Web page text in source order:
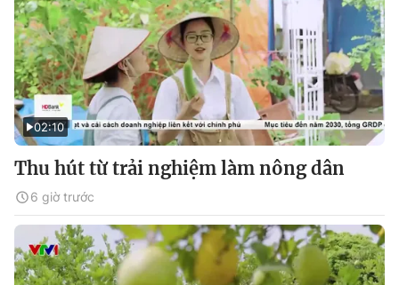
02:10
Thu hút từ trải nghiệm làm nông dân
6 giờ trước